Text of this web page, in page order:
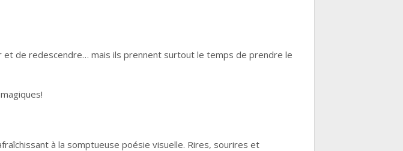
de redescendre… mais ils prennent surtout le temps de prendre le
à la somptueuse poésie visuelle. Rires, sourires et